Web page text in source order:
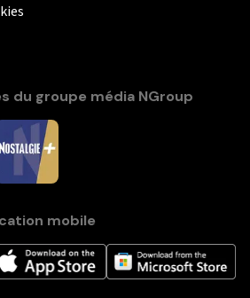
du groupe média NGroup
mobile